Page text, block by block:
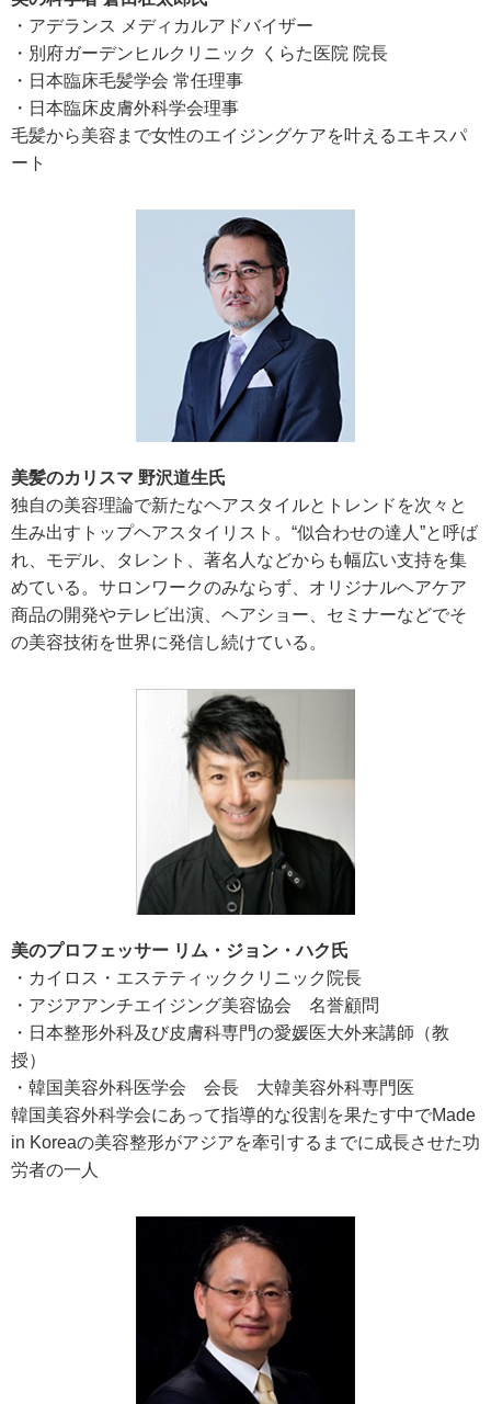
・アデランス メディカルアドバイザー
・別府ガーデンヒルクリニック くらた医院 院長
・日本臨床毛髪学会 常任理事
・日本臨床皮膚外科学会理事
毛髪から美容まで女性のエイジングケアを叶えるエキスパ
ート
美髪のカリスマ 野沢道生氏
独自の美容理論で新たなヘアスタイルとトレンドを次々と
生み出すトップヘアスタイリスト。“似合わせの達人”と呼ば
れ、モデル、タレント、著名人などからも幅広い支持を集
めている。サロンワークのみならず、オリジナルヘアケア
商品の開発やテレビ出演、ヘアショー、セミナーなどでそ
の美容技術を世界に発信し続けている。
美のプロフェッサー リム・ジョン・ハク氏
・カイロス・エステティッククリニック院長
・アジアアンチエイジング美容協会 名誉顧問
・日本整形外科及び皮膚科専門の愛媛医大外来講師（教
授）
・韓国美容外科医学会 会長 大韓美容外科専門医
韓国美容外科学会にあって指導的な役割を果たす中でMade
in Koreaの美容整形がアジアを牽引するまでに成長させた功
労者の一人